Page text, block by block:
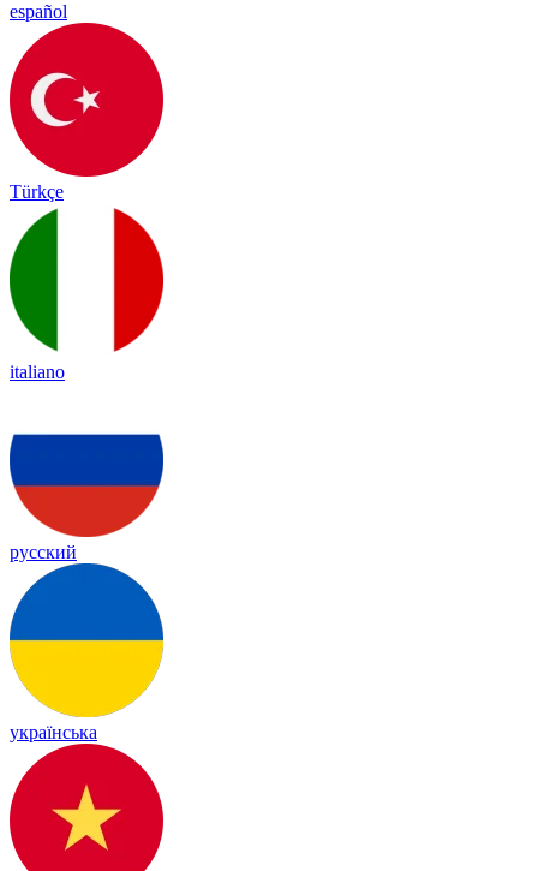
español
Türkçe
italiano
русский
українська